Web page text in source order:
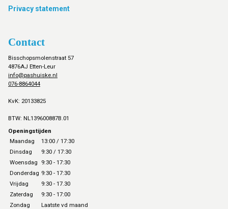
Privacy statement
Contact
Bisschopsmolenstraat 57
4876AJ Etten-Leur
info@pashuiske.nl
076-8864044
KvK: 20133825
BTW: NL139600887B.01
Openingstijden
Maandag
13:00 / 17:30
Dinsdag
9:30 / 17:30
Woensdag
9:30 - 17:30
Donderdag 9:30 - 17:30
Vrijdag
9:30 - 17.30
Zaterdag
9:30 - 17:00
Zondag
Laatste vd maand